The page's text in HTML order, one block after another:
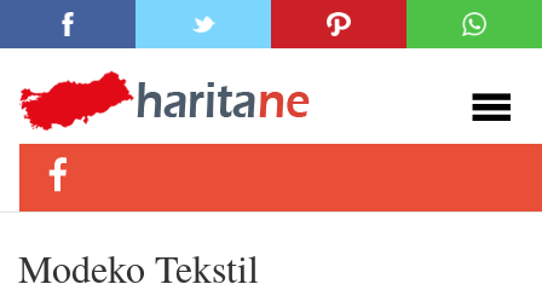
Modeko Tekstil